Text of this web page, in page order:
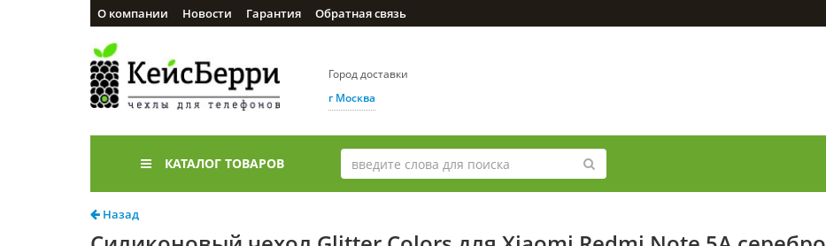
О компании Новости Гарантия Обратная связь
Город доставки
г Москва
КАТАЛОГ ТОВАРОВ
Назад